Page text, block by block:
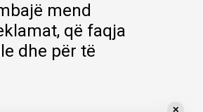
mend
që faqja
dhe për të
✕